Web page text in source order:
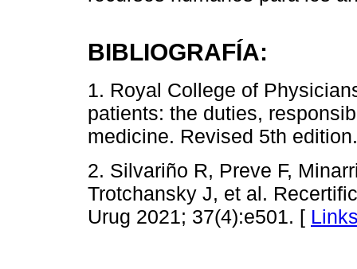
BIBLIOGRAFÍA:
1. Royal College of
patients: the duties,
medicine. Revised 5th
2. Silvariño R, Preve F,
Trotchansky J, et al.
Urug 2021; 37(4):e501. [